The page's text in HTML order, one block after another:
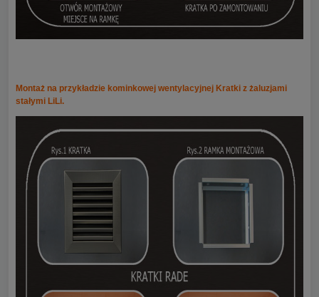
Montaż na przykładzie kominkowej wentylacyjnej Kratki z żaluzjami
stałymi LiLi.